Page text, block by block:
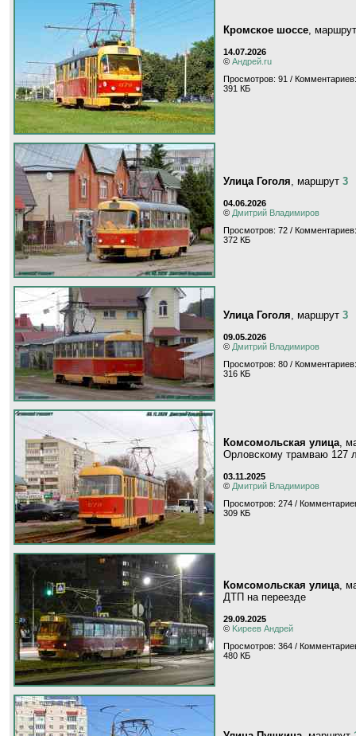
Кромское шоссе,
14.07.2026
© Андрей.ru
Просмотров: 91 /
391 КБ
Улица Гоголя, маршрут 3
04.06.2026
© Дмитрий Владимиров
Просмотров: 72 /
372 КБ
Улица Гоголя, маршрут 3
09.05.2026
© Дмитрий Владимиров
Просмотров: 80 /
316 КБ
Комсомольская улица,
Орловскому трамваю 127
03.11.2025
© Дмитрий Владимиров
Просмотров: 274 /
309 КБ
Комсомольская улица,
ДТП на переезде
29.09.2025
© Kиpeeв Aндpeй
Просмотров: 364 /
480 КБ